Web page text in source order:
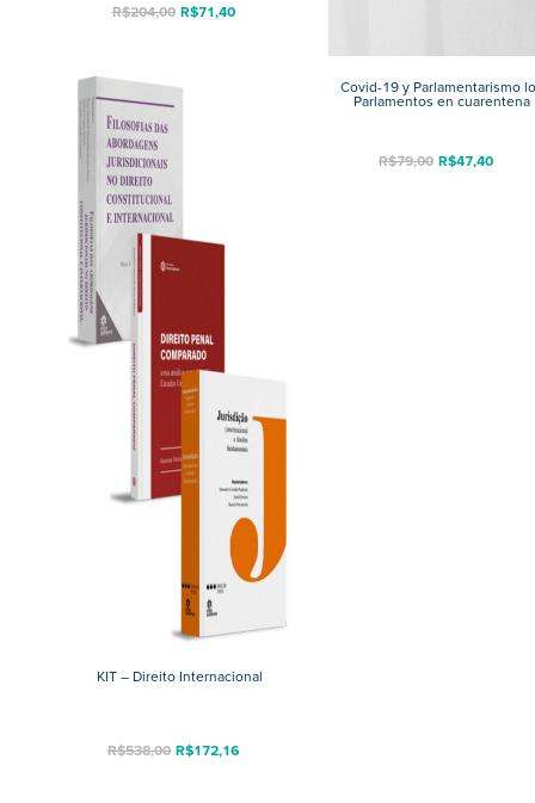
R$204,00 R$71,40
Covid-19 y Parlamentarismo
Parlamentos en cuarentena
R$79,00 R$47,40
KIT – Direito Internacional
R$538,00 O
R$172,16